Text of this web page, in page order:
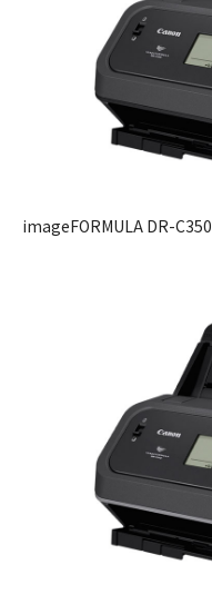
imageFORMULA DR-C350